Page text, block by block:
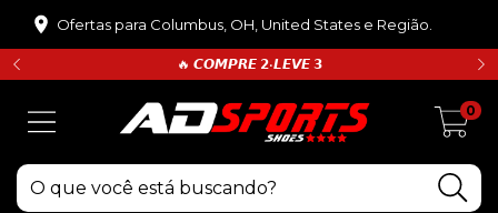
Ofertas para Columbus, OH, United States e Região.
🔥 𝘾𝙊𝙈𝙋𝙍𝙀 𝟮•𝙇𝙀𝙑𝙀 𝟯
0